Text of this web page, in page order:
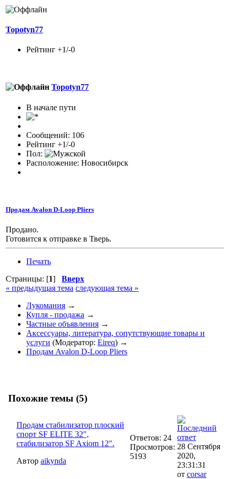
Topotyn77
Рейтинг +1/-0
Topotyn77
В начале пути
Сообщений: 106
Рейтинг +1/-0
Пол:
Расположение: Новосибирск
Продам Avalon D-Loop Pliers
Продано.
Готовится к отправке в Тверь.
Печать
Страницы: [1] Вверх
« предыдущая тема следующая тема »
Лукомания →
Купля - продажа →
Частные объявления →
Аксессуары, литература, сопутствующие товары и
услуги (Модератор: Eireq) →
Продам Avalon D-Loop Pliers
Похожие темы (5)
Продам стабилизатор плоский
спорт SF ELITE 32",
стабилизатор SF Axiom 12".
Автор aikynda
Ответов: 24
Просмотров:
5193
28 Сентября
2020,
23:31:31
от corsar